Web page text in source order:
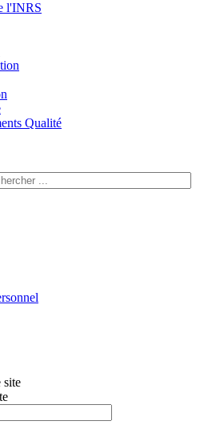
l'INRS
Qualité